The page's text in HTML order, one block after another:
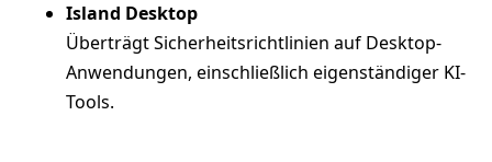
Island Desktop
Überträgt Sicherheitsrichtlinien auf Desktop-
Anwendungen, einschließlich eigenständiger KI-
Tools.